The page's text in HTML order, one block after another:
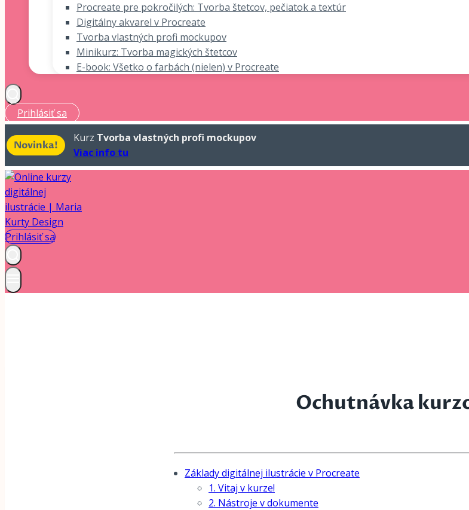
Procreate pre pokročilých: Tvorba štetcov, pečiatok a textúr
Digitálny akvarel v Procreate
Tvorba vlastných profi mockupov
Minikurz: Tvorba magických štetcov
E-book: Všetko o farbách (nielen) v Procreate
Prihlásiť sa
Novinka!
Kurz Tvorba vlastných profi mockupov
Viac info tu
Prihlásiť sa
Ochutnávka
Základy digitálnej ilustrácie v Procreate
1. Vitaj v kurze!
2. Nástroje v dokumente